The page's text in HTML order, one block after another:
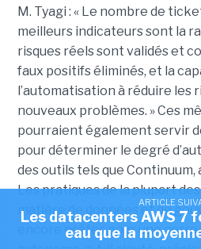
M. Tyagi : « Le nombre de
meilleurs indicateurs sont la
risques réels sont validés et
faux positifs éliminés, et la
l’automatisation à réduire les
nouveaux problèmes. »Ces
pourraient également servir
pour déterminer le degré
des outils tels que Continuum,
Les pratiques de la plupart
matière de données et de
encore prêtes pour une
ARTICLE
Les datacenters AWS 7
eau que la